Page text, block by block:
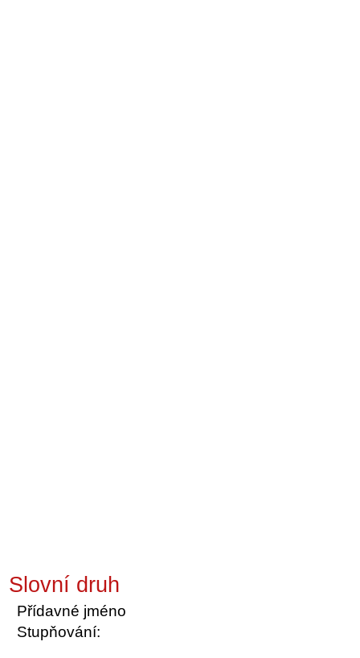
Slovní druh
Přídavné jméno
Stupňování: